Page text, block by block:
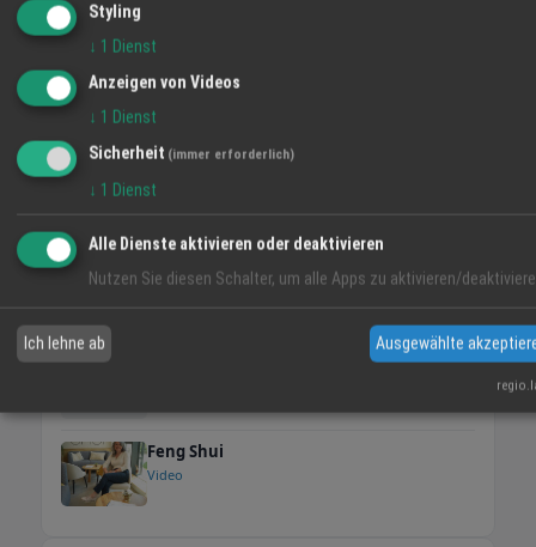
dicht-o-fix
Interview mit Tanya Schindelin
Feng Shui
Video
Styling
↓ 1 Dienst
Anzeigen von Videos
↓ 1 Dienst
Sicherheit (immer erforderlich)
↓ 1 Dienst
Alle Dienste aktivieren oder deaktivieren
Nutzen Sie diesen Schalter, um alle Apps zu aktivieren/
Ich lehne ab Ausgewählte